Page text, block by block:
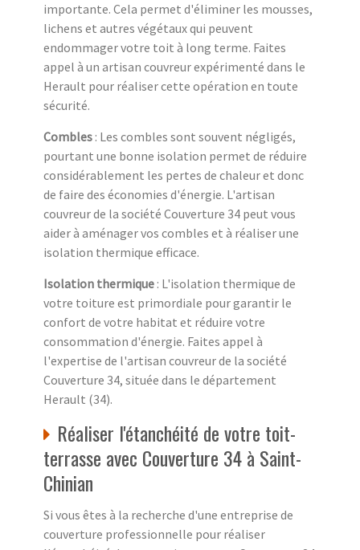
importante. Cela permet d'éliminer les mousses,
lichens et autres végétaux qui peuvent
endommager votre toit à long terme. Faites
appel à un artisan couvreur expérimenté dans le
Herault pour réaliser cette opération en toute
sécurité.
Combles : Les combles sont souvent négligés,
pourtant une bonne isolation permet de réduire
considérablement les pertes de chaleur et donc
de faire des économies d'énergie. L'artisan
couvreur de la société Couverture 34 peut vous
aider à aménager vos combles et à réaliser une
isolation thermique efficace.
Isolation thermique : L'isolation thermique de
votre toiture est primordiale pour garantir le
confort de votre habitat et réduire votre
consommation d'énergie. Faites appel à
l'expertise de l'artisan couvreur de la société
Couverture 34, située dans le département
Herault (34).
Réaliser l'étanchéité de votre toit-
terrasse avec Couverture 34 à Saint-
Chinian
Si vous êtes à la recherche d'une entreprise de
couverture professionnelle pour réaliser